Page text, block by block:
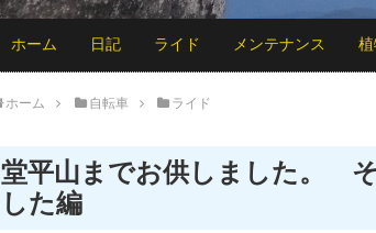
ホーム 日記 ライド メンテナンス
ホーム 自転車 ライド
堂平山までお供しました。
した編